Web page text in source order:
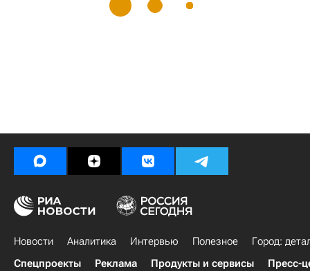
Новости Аналитика Интервью Полезное
Город:
Спецпроекты
Реклама Продукты и сервисы Пресс-